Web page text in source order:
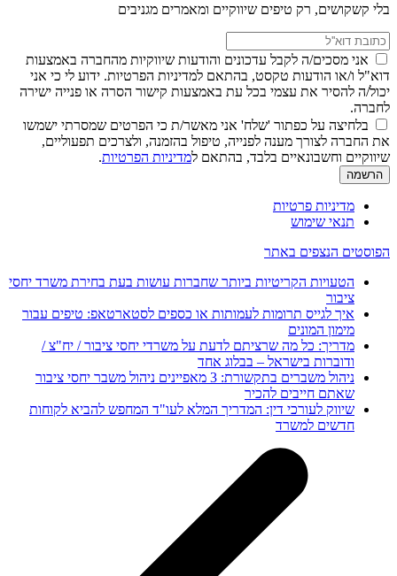
בלי קשקושים, רק טיפים שיווקיים ומאמרים מגניבים
אני מסכים/ה לקבל עדכונים והודעות שיווקיות מהחברה באמצעות
דוא"ל ו/או הודעות טקסט, בהתאם למדיניות הפרטיות. ידוע לי כי אני
יכול/ה להסיר את עצמי בכל עת באמצעות קישור הסרה או פנייה ישירה
לחברה.
בלחיצה על כפתור 'שלח' אני מאשר/ת כי הפרטים שמסרתי ישמשו
את החברה לצורך מענה לפנייה, טיפול בהזמנה, ולצרכים תפעוליים,
שיווקיים וחשבונאיים בלבד, בהתאם למדיניות הפרטיות.
מדיניות פרטיות
תנאי שימוש
הפוסטים הנצפים באתר
הטעויות הקריטיות ביותר שחברות עושות בעת בחירת משרד יחסי
ציבור
איך לגייס תרומות לעמותות או כספים לסטארטאפ: טיפים עבור
מימון המונים
מדריך: כל מה שרציתם לדעת על משרדי יחסי ציבור / יח"צ /
ודוברות בישראל – בבלוג אחד
ניהול משברים בתקשורת: 3 מאפיינים ניהול משבר יחסי ציבור
שאתם חייבים להכיר
שיווק לעורכי דין: המדריך המלא לעו"ד המחפש להביא לקוחות
חדשים למשרד